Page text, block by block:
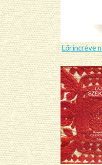
Lőrincréve